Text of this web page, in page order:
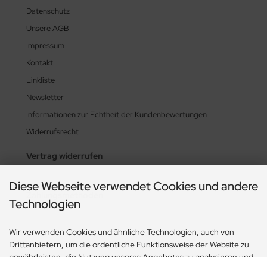
Datenschutz
Unsere AGB
Impressum
Kontakt
Linkliste
Newsletter
Informationen zur Echtheit der Kundenbewertungen
Widerrufsrecht
Vertrag widerrufen
Diese Webseite verwendet Cookies und andere
Technologien
Wir verwenden Cookies und ähnliche Technologien, auch von
Drittanbietern, um die ordentliche Funktionsweise der Website zu